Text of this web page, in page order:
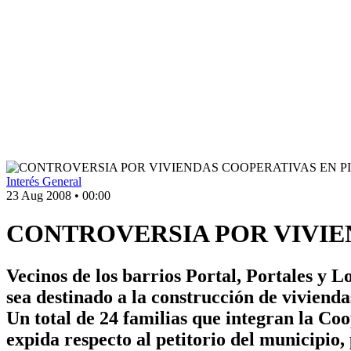
Interés General
23 Aug 2008 • 00:00
CONTROVERSIA POR
Vecinos de los barrios Portal, Portales y
sea destinado a la construcción de
Un total de 24 familias que integran la
expida respecto al petitorio del municipio,